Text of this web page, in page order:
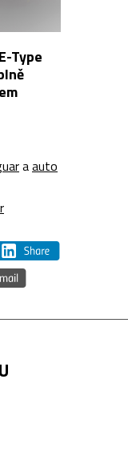
Type
aauto